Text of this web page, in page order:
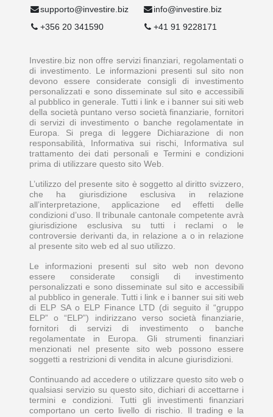
supporto@investire.biz
+356 20 341590
info@investire.biz
+41 91 9228171
Investire.biz non offre servizi finanziari, regolamentati o
di investimento. Le informazioni presenti sul sito non
devono essere considerate consigli di investimento
personalizzati e sono disseminate sul sito e accessibili
al pubblico in generale. Tutti i link e i banner sui siti web
della società puntano verso società finanziarie, fornitori
di servizi di investimento o banche regolamentate in
Europa. Si prega di leggere Dichiarazione di non
responsabilità, Informativa sui rischi, Informativa sul
trattamento dei dati personali e Termini e condizioni
prima di utilizzare questo sito Web.
L’utilizzo del presente sito è soggetto al diritto svizzero,
che ha giurisdizione esclusiva in relazione
all’interpretazione, applicazione ed effetti delle
condizioni d’uso. Il tribunale cantonale competente avrà
giurisdizione esclusiva su tutti i reclami o le
controversie derivanti da, in relazione a o in relazione
al presente sito web ed al suo utilizzo.
Le informazioni presenti sul sito web non devono
essere considerate consigli di investimento
personalizzati e sono disseminate sul sito e accessibili
al pubblico in generale. Tutti i link e i banner sui siti web
di ELP SA o ELP Finance LTD (di seguito il “gruppo
ELP” o “ELP”) indirizzano verso società finanziarie,
fornitori di servizi di investimento o banche
regolamentate in Europa. Gli strumenti finanziari
menzionati nel presente sito web possono essere
soggetti a restrizioni di vendita in alcune giurisdizioni.
Continuando ad accedere o utilizzare questo sito web o
qualsiasi servizio su questo sito, dichiari di accettarne i
termini e condizioni. Tutti gli investimenti finanziari
comportano un certo livello di rischio. Il trading e la